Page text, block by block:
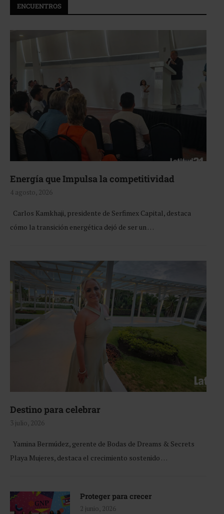
ENCUENTROS
Energía que Impulsa la competitividad
4 agosto, 2026
Carlos Kamkhaji, presidente de Serfimex Capital, destaca
cómo la transición energética dejó de ser un …
Destino para celebrar
3 julio, 2026
Yamina Bermúdez, gerente de Bodas de Dreams & Secrets
Playa Mujeres, destaca el crecimiento sostenido …
Proteger para crecer
2 junio, 2026